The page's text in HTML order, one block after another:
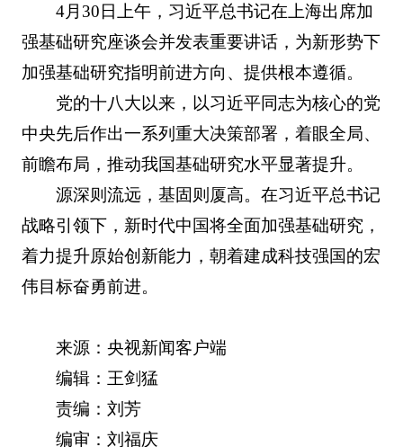
4月30日上午，习近平总书记在上海出席加
强基础研究座谈会并发表重要讲话，为新形势下
加强基础研究指明前进方向、提供根本遵循。
党的十八大以来，以习近平同志为核心的党
中央先后作出一系列重大决策部署，着眼全局、
前瞻布局，推动我国基础研究水平显著提升。
源深则流远，基固则厦高。在习近平总书记
战略引领下，新时代中国将全面加强基础研究，
着力提升原始创新能力，朝着建成科技强国的宏
伟目标奋勇前进。
来源：央视新闻客户端
编辑：王剑猛
责编：刘芳
编审：刘福庆